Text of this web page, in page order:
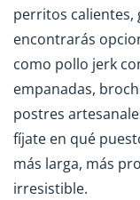
perritos calientes,
encontrarás
como pollo jerk
empanadas,
postres
fíjate en qué
más larga, más
irresistible.